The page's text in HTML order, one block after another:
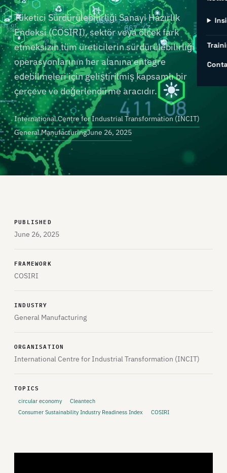
Tüketici Sürdürülebilirliği Sanayi Hazırlık
Endeksi (COSIRI), sektör veya ölçek fark
etmeksizin tüm üreticilerin sürdürülebilirliği
operasyonlarının her alanına entegre
edebilmeleri için geliştirilmiş kapsamlı bir
çerçeve ve değerlendirme aracıdır.
International Centre for Industrial Transformation (INCIT)
General ManufacturingJune 26, 2025
PUBLISHED
June 26, 2025
FRAMEWORK
COSIRI
INDUSTRY
General Manufacturing
ORGANISATION
International Centre for Industrial Transformation (INCIT)
TOPICS
circular economy
Cleantech
Consumer Sustainability Industry Readiness Index
COSIRI